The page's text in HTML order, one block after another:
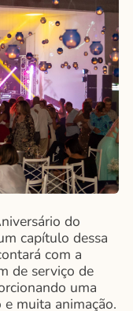
do
capítulo dessa
com a
de serviço de
uma
muita animação.